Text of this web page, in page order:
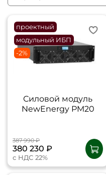
проектный
модульный ИБП
-2%
Силовой модуль
NewEnergy PM20
387 990 ₽
380 230 ₽
с НДС 22%